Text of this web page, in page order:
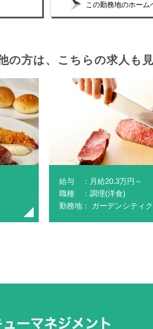
この勤務地のホーム
の方は、 こちらの求人も
給与 ：月給20.3万円～
職種 ：調理(洋食)
勤務地： ガーデンシティ